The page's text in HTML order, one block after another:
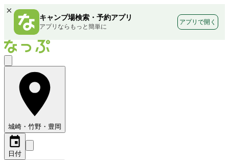
×
キャンプ場検索・予約アプリ
アプリならもっと簡単に
アプリで開く
城崎・竹野・豊岡
日付